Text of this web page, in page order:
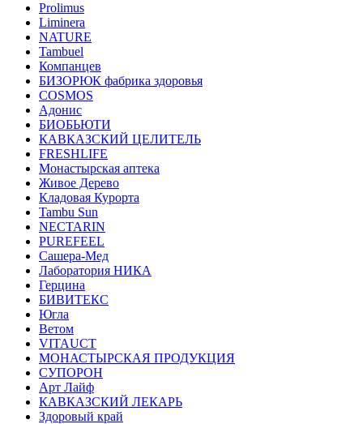
Prolimus
Liminera
NATURE
Tambuel
Компанцев
БИЗОРЮК фабрика здоровья
COSMOS
Адонис
БИОБЬЮТИ
КАВКАЗСКИЙ ЦЕЛИТЕЛЬ
FRESHLIFE
Монастырская аптека
Живое Дерево
Кладовая Курорта
Tambu Sun
NECTARIN
PUREFEEL
Сашера-Мед
Лаборатория НИКА
Герцина
БИВИТЕКС
Югла
Ветом
VITAUCT
МОНАСТЫРСКАЯ ПРОДУКЦИЯ
СУПОРОН
Арт Лайф
КАВКАЗСКИЙ ЛЕКАРЬ
Здоровый край